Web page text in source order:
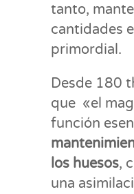
tanto,
cantidades
primordial.
Desde 180
que «el
función
los huesos,
una